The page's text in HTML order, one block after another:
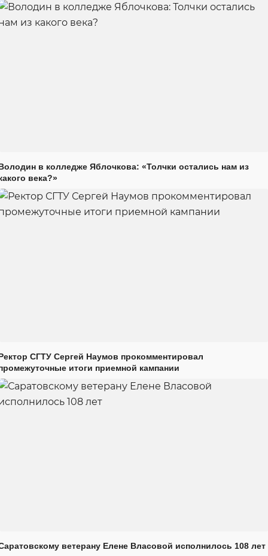
в колледже Яблочкова: «Толчки остались нам из
века?»
СГТУ Сергей Наумов прокомментировал
итоги приемной кампании
ветерану Елене Власовой исполнилось 108 лет